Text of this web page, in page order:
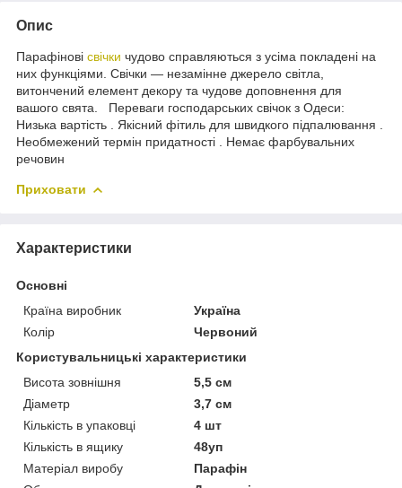
Опис
Парафінові свічки чудово справляються з усіма покладені на
них функціями. Свічки — незамінне джерело світла,
витончений елемент декору та чудове доповнення для
вашого свята. Переваги господарських свічок з Одеси:
Низька вартість . Якісний фітиль для швидкого підпалювання .
Необмежений термін придатності . Немає фарбувальних
речовин
Приховати
Характеристики
Основні
Країна виробник
Україна
Колір
Червоний
Користувальницькі характеристики
Висота зовнішня
5,5 см
Діаметр
3,7 см
Кількість в упаковці
4 шт
Кількість в ящику
48уп
Матеріал виробу
Парафін